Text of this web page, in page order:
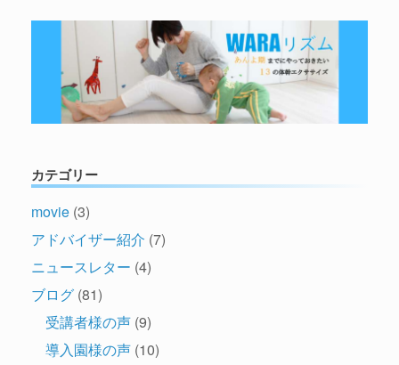
カテゴリー
movie (3)
アドバイザー紹介 (7)
ニュースレター (4)
ブログ (81)
受講者様の声 (9)
導入園様の声 (10)